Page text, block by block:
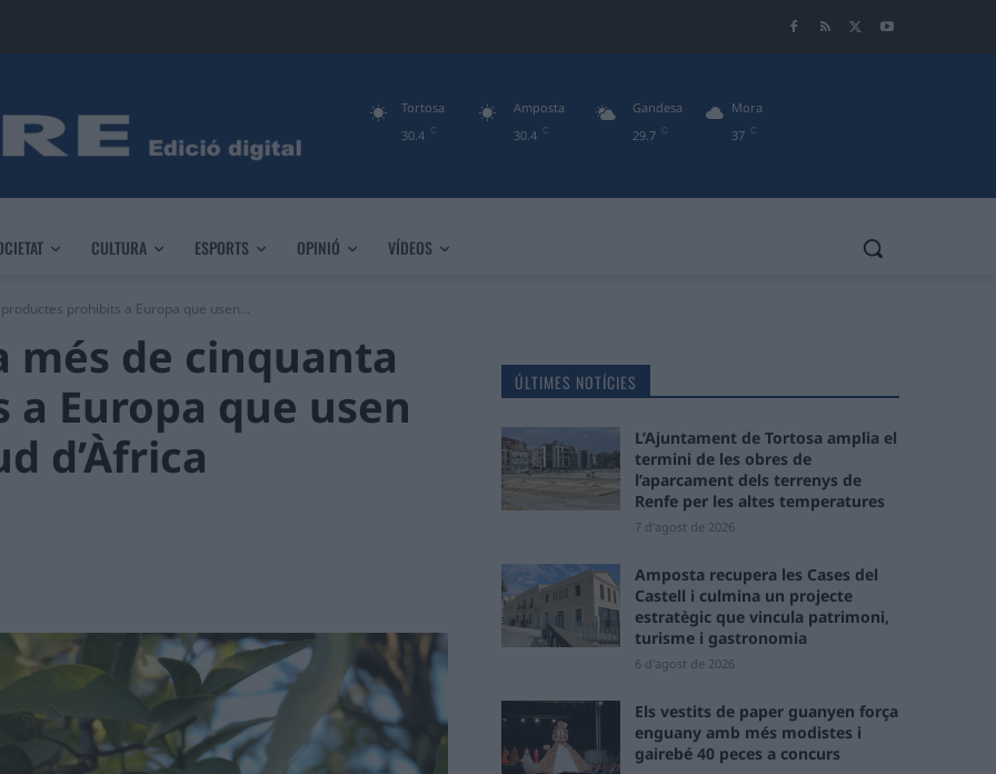
30.4 C
Tortosa
30.4 C
Amposta
29.7 C
Gandesa
37 C
Mora
CULTURA ESPORTS OPINIÓ VÍDEOS
prohibits a Europa que usen...
de cinquanta
Europa que usen
d’Àfrica
ÚLTIMES NOTÍCIES
L’Ajuntament de Tortosa amplia el
termini de les obres de
l’aparcament dels terrenys de
Renfe per les altes temperatures
7 d'agost de 2026
Amposta recupera les Cases del
Castell i culmina un projecte
estratègic que vincula patrimoni,
turisme i gastronomia
6 d'agost de 2026
Els vestits de paper guanyen força
enguany amb més modistes i
gairebé 40 peces a concurs